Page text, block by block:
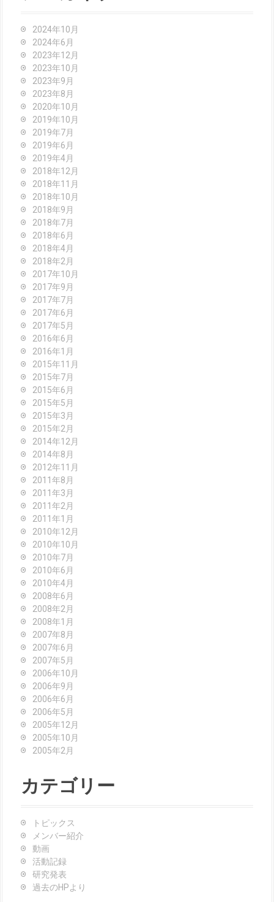
2024年10月
2024年6月
2023年12月
2023年10月
2023年9月
2023年8月
2020年10月
2019年10月
2019年7月
2019年6月
2019年4月
2018年12月
2018年11月
2018年10月
2018年9月
2018年7月
2018年6月
2018年4月
2018年2月
2017年10月
2017年9月
2017年7月
2017年6月
2017年5月
2016年6月
2016年1月
2015年11月
2015年7月
2015年6月
2015年5月
2015年3月
2015年2月
2014年12月
2014年8月
2012年11月
2011年8月
2011年3月
2011年2月
2011年1月
2010年12月
2010年10月
2010年7月
2010年6月
2010年4月
2008年6月
2008年2月
2008年1月
2007年8月
2007年6月
2007年5月
2006年10月
2006年9月
2006年6月
2006年5月
2005年12月
2005年10月
2005年2月
カテゴリー
トピックス
メンバー紹介
動画
活動記録
研究発表
過去のHPより